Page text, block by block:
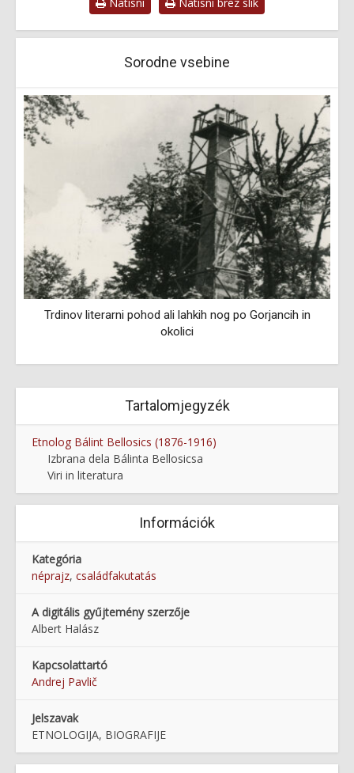
Sorodne vsebine
Trdinov literarni pohod ali lahkih nog po Gorjancih in
okolici
Tartalomjegyzék
Etnolog Bálint Bellosics (1876-1916)
Izbrana dela Bálinta Bellosicsa
Viri in literatura
Információk
Kategória
néprajz, családfakutatás
A digitális gyűjtemény szerzője
Albert Halász
Kapcsolattartó
Andrej Pavlič
Jelszavak
ETNOLOGIJA, BIOGRAFIJE